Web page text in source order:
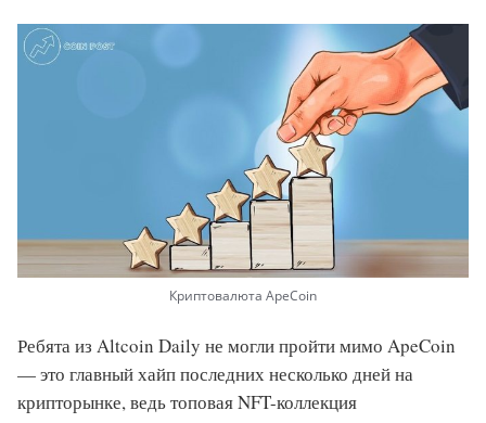
Криптовалюта ApeCoin
Ребята из Altcoin Daily не могли пройти мимо ApeCoin
— это главный хайп последних несколько дней на
крипторынке, ведь топовая NFT-коллекция